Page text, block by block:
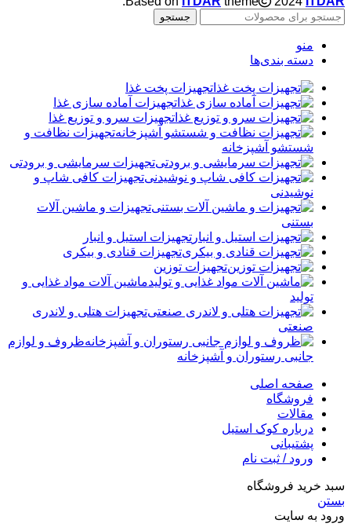
جستجو
منو
دسته بندی‌ها
تجهیزات پخت غذا
تجهیزات آماده سازی غذا
تجهیزات سرو و توزیع غذا
تجهیزات نظافت و
شستشو آشپزخانه
تجهیزات سرمایشی و برودتی
تجهیزات کافی شاپ و
نوشیدنی
تجهیزات و ماشین آلات
بستنی
تجهیزات استیل و انبار
تجهیزات قنادی و بیکری
تجهیزات توزین
ماشین آلات مواد غذایی و
تولید
تجهیزات هتلی و لاندری
صنعتی
ظروف و لوازم
جانبی رستوران و آشپزخانه
صفحه اصلی
فروشگاه
مقالات
درباره کوک استیل
پشتیبانی
ورود / ثبت نام
سبد خرید فروشگاه
بستن
ورود به سایت